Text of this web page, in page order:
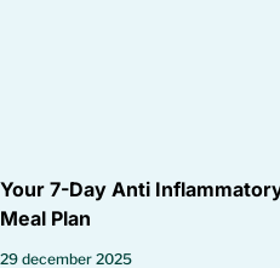
Your 7-Day Anti Inflammatory
Meal Plan